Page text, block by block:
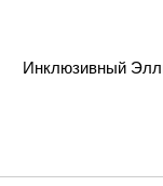
Инклюзивный